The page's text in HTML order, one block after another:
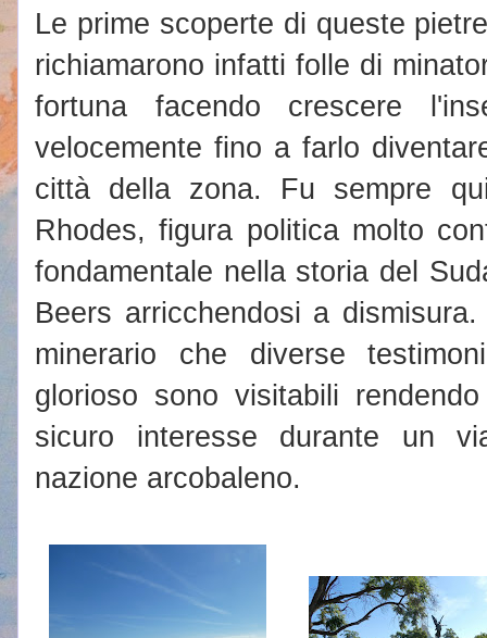
Le prime scoperte di queste
richiamarono infatti folle di
fortuna facendo crescere
velocemente fino a farlo
città della zona. Fu sempre
Rhodes, figura politica molto
fondamentale nella storia del
Beers arricchendosi a
minerario che diverse
glorioso sono visitabili
sicuro interesse durante un
nazione arcobaleno.